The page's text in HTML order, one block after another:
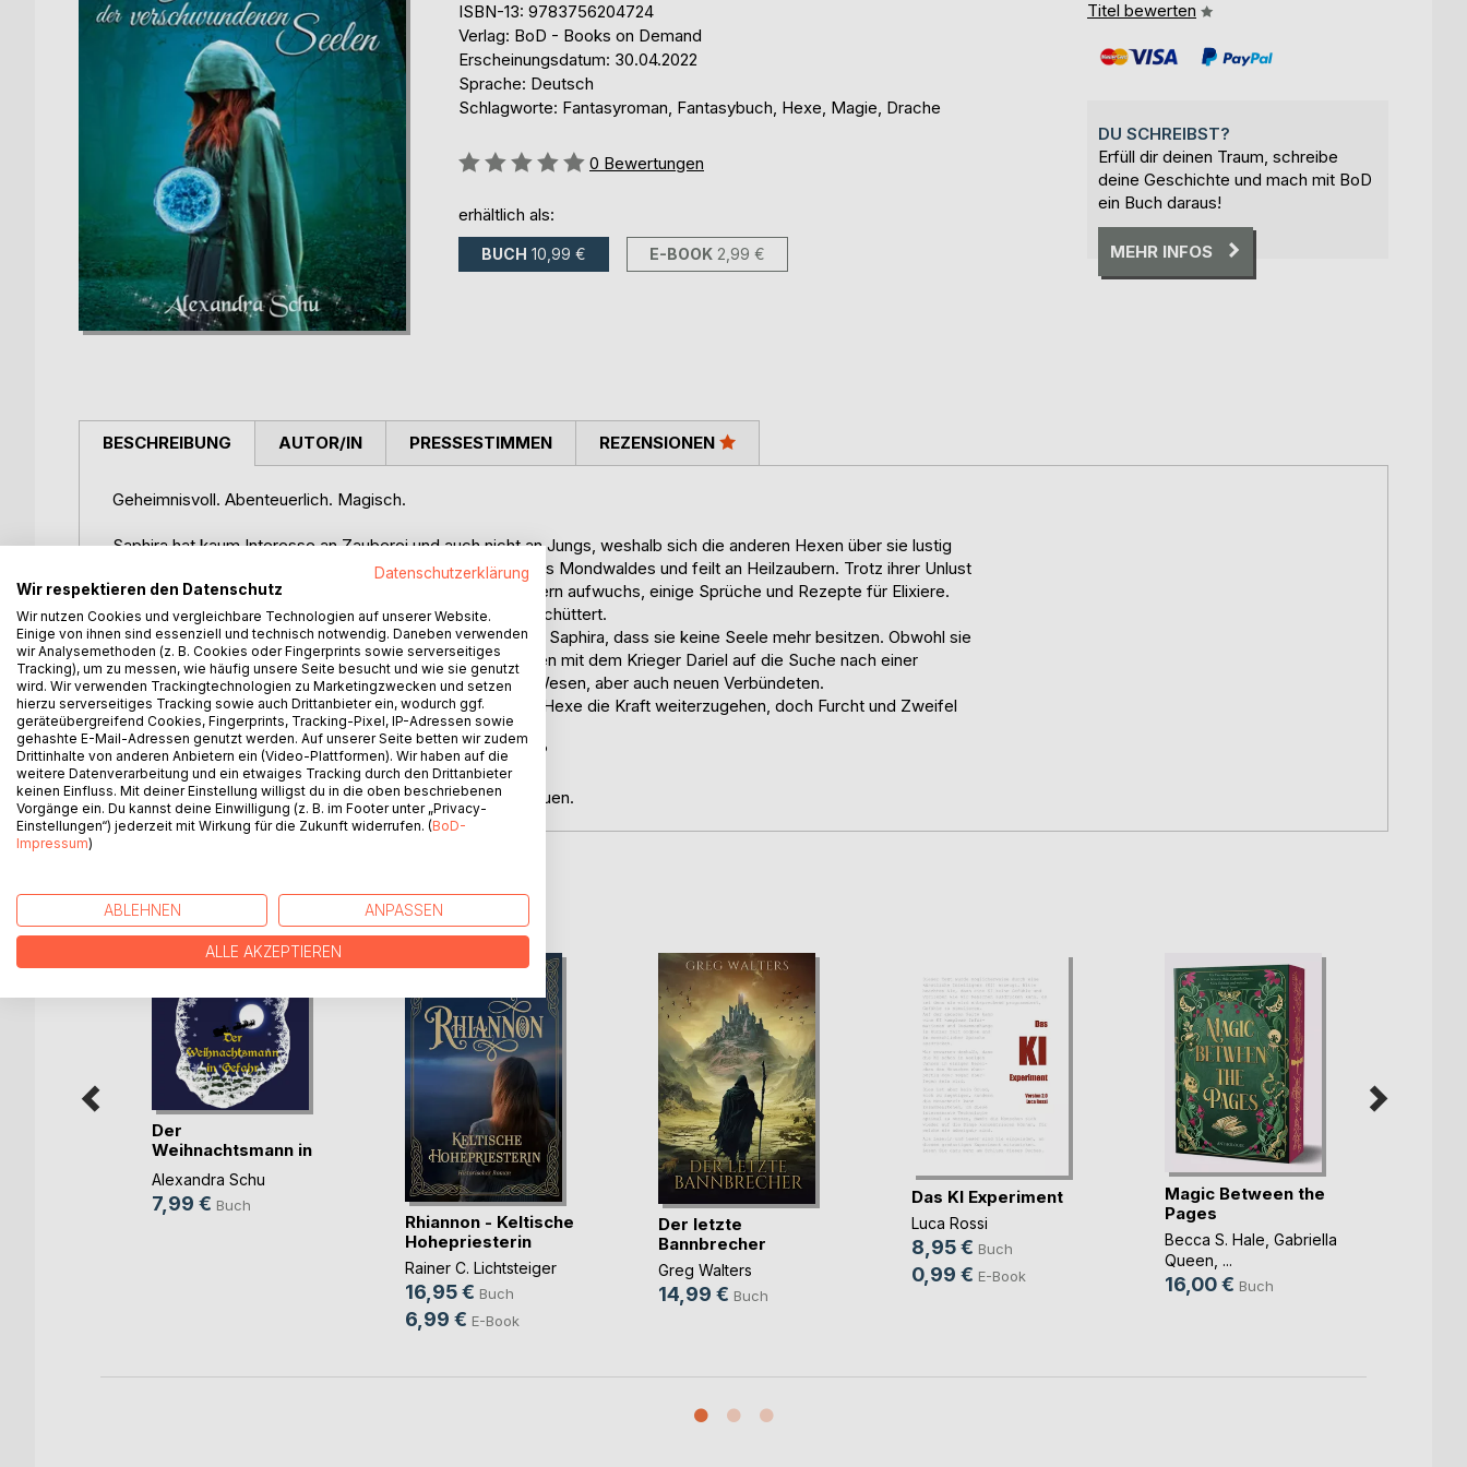
ISBN-13: 9783756204724
Verlag: BoD - Books on Demand
Erscheinungsdatum: 30.04.2022
Sprache: Deutsch
Schlagworte: Fantasyroman, Fantasybuch, Hexe, Magie, Drache
Bewertung::
0 Bewertungen
erhältlich als:
BUCH 10,99 € E-BOOK 2,99 €
Titel bewerten
DU SCHREIBST?
Erfüll dir deinen Traum, schreibe
deine Geschichte und mach mit BoD
ein Buch daraus!
MEHR INFOS
BESCHREIBUNG
Geheimnisvoll. Abenteuerlich. Magisch.
Saphira hat kaum Interesse an Zauberei und auch nicht an Jungs, weshalb sich die anderen Hexen über sie lustig
machen. Viel lieber kümmert sie sich um die Bewohner des Mondwaldes und feilt an Heilzaubern. Trotz ihrer Unlust
lernt sie von ihrer Oma, bei der sie nach dem Tod ihrer Eltern aufwuchs, einige Sprüche und Rezepte für Elixiere.
Ihr Alltag wird jedoch durch ein schreckliches Ereignis erschüttert.
Als einige Tiere auf unerklärliche Weise sterben, entdeckt Saphira, dass sie keine Seele mehr besitzen. Obwohl sie
Angst vor dem Unbekannten hat, macht sie sich zusammen mit dem Krieger Dariel auf die Suche nach einer
Erklärung. Während ihrer Reise begegnen sie seltsamen Wesen, aber auch neuen Verbündeten.
Der Gedanke an ihre Freunde im Wald verleiht der jungen Hexe die Kraft weiterzugehen, doch Furcht und Zweifel
sind ihre ständigen Begleiter.
Wird sie die Ursache der verschwundenen Seelen finden?
Eine Geschichte über Mut, Freundschaft und Selbstvertrauen.
AUTOR/IN PRESSESTIMMEN REZENSIONEN
WEITERE TITEL BEIBoD
Der
Weihnachtsmann in
Gefahr
Alexandra Schu
7,99 € Buch
Rhiannon - Keltische
Hohepriesterin
Rainer C. Lichtsteiger
16,95 € Buch
6,99 € E-Book
Der letzte
Bannbrecher
Greg Walters
14,99 € Buch
Das KI Experiment
Luca Rossi
8,95 € Buch
0,99 € E-Book
Magic Between the
Pages
Becca S. Hale Gabriella
Queen , ...
16,00 € Buch
Datenschutzerklärung
Wir respektieren den Datenschutz
Wir nutzen Cookies und vergleichbare Technologien auf unserer Website.
Einige von ihnen sind essenziell und technisch notwendig. Daneben verwenden
wir Analysemethoden (z. B. Cookies oder Fingerprints sowie serverseitiges
Tracking), um zu messen, wie häufig unsere Seite besucht und wie sie genutzt
wird. Wir verwenden Trackingtechnologien zu Marketingzwecken und setzen
hierzu serverseitiges Tracking sowie auch Drittanbieter ein, wodurch ggf.
geräteübergreifend Cookies, Fingerprints, Tracking-Pixel, IP-Adressen sowie
gehashte E-Mail-Adressen genutzt werden. Auf unserer Seite betten wir zudem
Drittinhalte von anderen Anbietern ein (Video-Plattformen). Wir haben auf die
weitere Datenverarbeitung und ein etwaiges Tracking durch den Drittanbieter
keinen Einfluss. Mit deiner Einstellung willigst du in die oben beschriebenen
Vorgänge ein. Du kannst deine Einwilligung (z. B. im Footer unter „Privacy-
Einstellungen“) jederzeit mit Wirkung für die Zukunft widerrufen. (BoD-
Impressum)
ABLEHNEN ANPASSEN
ALLE AKZEPTIEREN